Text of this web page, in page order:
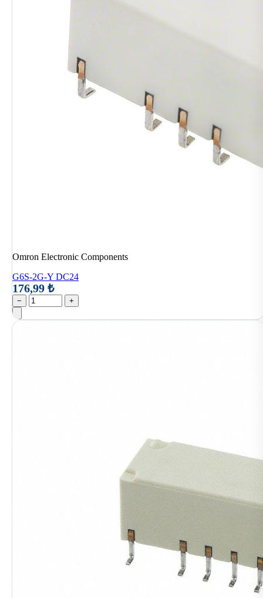
Omron Electronic Components
G6S-2G-Y DC24
176,99 ₺
− +